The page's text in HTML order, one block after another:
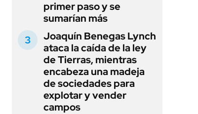
primer paso y se
sumarían más
Joaquín Benegas Lynch
ataca la caída de la ley
de Tierras, mientras
encabeza una madeja
de sociedades para
explotar y vender
campos